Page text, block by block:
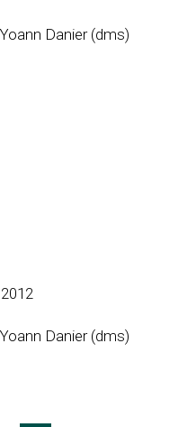
Danier (dms)
Danier (dms)